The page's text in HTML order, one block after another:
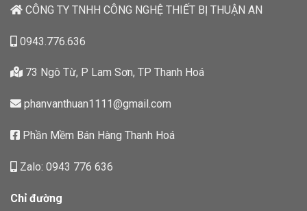
CÔNG TY TNHH CÔNG NGHỆ THIẾT BỊ THUẬN AN
0943.776.636
73 Ngô Từ, P Lam Sơn, TP Thanh Hoá
phanvanthuan1111@gmail.com
Phần Mềm Bán Hàng Thanh Hoá
Zalo: 0943 776 636
Chỉ đường